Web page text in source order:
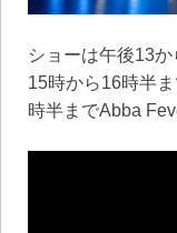
ショーは午後13
15時から16時半
時半までAbba